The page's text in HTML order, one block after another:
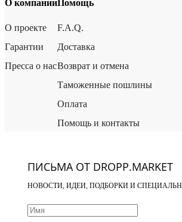
О компании
О проекте
Гарантии
Пресса о нас
Помощь
F.A.Q.
Доставка
Возврат и отмена
Таможенные пошлины
Оплата
Помощь и контакты
ПИСЬМА ОТ DROPP.MARKET
НОВОСТИ, ИДЕИ, ПОДБОРКИ И